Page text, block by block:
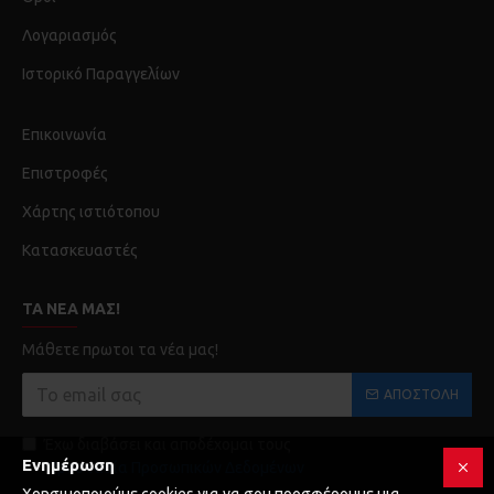
Λογαριασμός
Ιστορικό Παραγγελίων
Επικοινωνία
Επιστροφές
Χάρτης ιστιότοπου
Κατασκευαστές
ΤΑ ΝΈΑ ΜΑΣ!
Μάθετε πρωτοι τα νέα μας!
ΑΠΟΣΤΟΛΉ
Προστασία Προσωπικών Δεδομένων
Ενημέρωση